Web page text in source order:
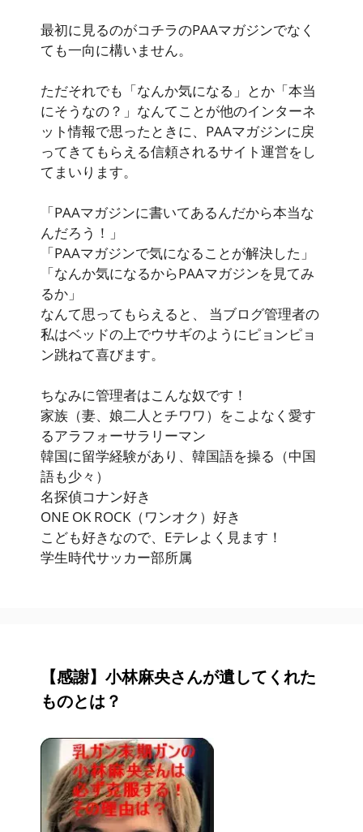
最初に見るのがコチラのPAAマガジンでなく
ても一向に構いません。
ただそれでも「なんか気になる」とか「本当
にそうなの？」なんてことが他のインターネ
ット情報で思ったときに、PAAマガジンに戻
ってきてもらえる信頼されるサイト運営をし
てまいります。
「PAAマガジンに書いてあるんだから本当な
んだろう！」
「PAAマガジンで気になることが解決した」
「なんか気になるからPAAマガジンを見てみ
るか」
なんて思ってもらえると、 当ブログ管理者の
私はベッドの上でウサギのようにピョンピョ
ン跳ねて喜びます。
ちなみに管理者はこんな奴です！
家族（妻、娘二人とチワワ）をこよなく愛す
るアラフォーサラリーマン
韓国に留学経験があり、韓国語を操る（中国
語も少々）
名探偵コナン好き
ONE OK ROCK（ワンオク）好き
こども好きなので、Eテレよく見ます！
学生時代サッカー部所属
【感謝】小林麻央さんが遺してくれた
ものとは？